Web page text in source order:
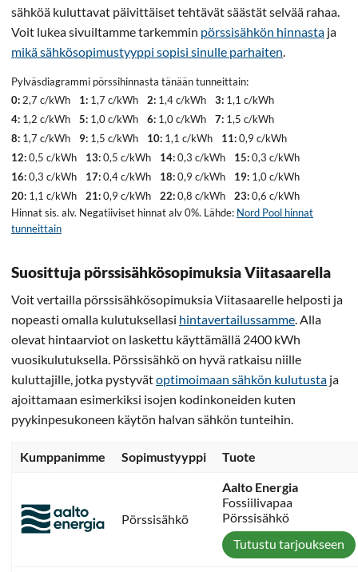
sähköä kuluttavat päivittäiset tehtävät säästät selvää rahaa.
Voit lukea sivuiltamme tarkemmin pörssisähkön hinnasta ja
mikä sähkösopimustyyppi sopisi sinulle parhaiten
Pylväsdiagrammi pörssihinnasta tänään tunneittain:
0: 2,7 c/kWh 1: 1,7 c/kWh 2: 1,4 c/kWh 3: 1,1 c/kWh
4: 1,2 c/kWh 5: 1,0 c/kWh 6: 1,0 c/kWh 7: 1,5 c/kWh
8: 1,7 c/kWh 9: 1,5 c/kWh 10: 1,1 c/kWh 11:0,9 c/kWh
12:0,5 c/kWh 13:0,5 c/kWh 14:0,3 c/kWh 15:0,3 c/kWh
16:0,3 c/kWh 17:0,4 c/kWh 18:0,9 c/kWh 19: 1,0 c/kWh
20: 1,1 c/kWh 21:0,9 c/kWh 22:0,8 c/kWh 23:0,6 c/kWh
Hinnat sis. alv. Negatiiviset hinnat alv 0%. Lähde: Nord Pool hinnat
tunneittain
Suosittuja pörssisähkösopimuksia Viitasaarella
Voit vertailla pörssisähkösopimuksia Viitasaarelle helposti ja
nopeasti omalla kulutuksellasi hintavertailussamme . Alla
olevat hintaarviot on laskettu käyttämällä 2400 kWh
vuosikulutuksella. Pörssisähkö on hyvä ratkaisu niille
kuluttajille, jotka pystyvätoptimoimaan sähkön kulutusta ja
ajoittamaan esimerkiksi isojen kodinkoneiden kuten
pyykinpesukoneen käytön halvan sähkön tunteihin.
Kumppanimme Sopimustyyppi Tuote
Pörssisähkö
Aalto Energia
Fossiilivapaa
Pörssisähkö
Tutustu tarjoukseen